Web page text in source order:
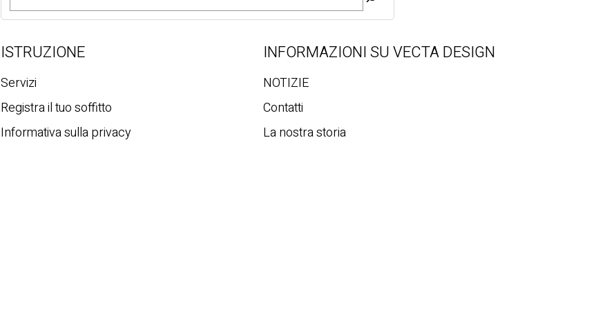
c
r
a
ISTRUZIONE
Servizi
Registra il tuo soffitto
Informativa sulla privacy
INFORMAZIONI SU VECTA DESIGN
NOTIZIE
Contatti
La nostra storia